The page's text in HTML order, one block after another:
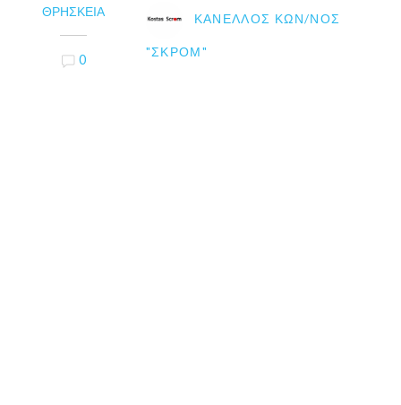
ΘΡΗΣΚΕΊΑ
0
ΚΑΝΈΛΛΟΣ ΚΩΝ/ΝΟΣ
"ΣΚΡΟΜ"